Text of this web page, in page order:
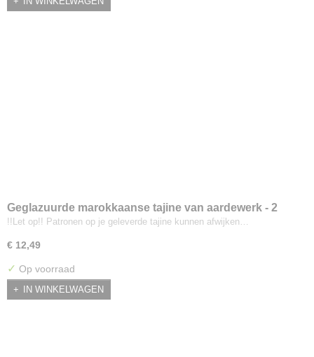
Geglazuurde marokkaanse tajine van aardewerk - 2
persoons
!!Let op!! Patronen op je geleverde tajine kunnen afwijken…
€ 12,49
✓ Op voorraad
IN WINKELWAGEN